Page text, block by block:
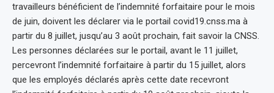
travailleurs bénéficient de l’indemnité forfaitaire pour le mois
de juin, doivent les déclarer via le portail covid19.cnss.ma à
partir du 8 juillet, jusqu’au 3 août prochain, fait savoir la CNSS.
Les personnes déclarées sur le portail, avant le 11 juillet,
percevront l’indemnité forfaitaire à partir du 15 juillet, alors
que les employés déclarés après cette date recevront